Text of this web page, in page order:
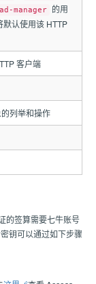
manager
的用
默认使用该 HTTP
客户端
列举和操作
的签算需要七牛账号
钥可以通过如下步骤